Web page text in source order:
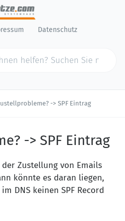
Datenschutz
-> SPF Eintrag
-> SPF Eintrag
Zustellung von Emails
könnte es daran liegen,
DNS keinen SPF Record